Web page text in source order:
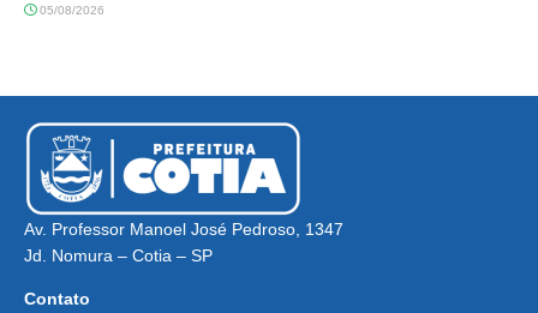
05/08/2026
Av. Professor Manoel José Pedroso, 1347
Jd. Nomura – Cotia – SP
Contato